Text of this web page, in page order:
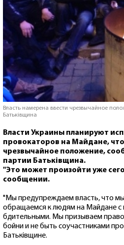
Власть намерена ввести чрезвычайное
Батьківщина
Власти Украины планируют
провокаторов на Майдане,
чрезвычайное положение,
партии Батьківщина.
"Это может произойти уже
сообщении.
"Мы предупреждаем власть, что
обращаемся к людям на Майдане с
бдительными. Мы призываем
бойни и не быть соучастниками
Батьківщине.